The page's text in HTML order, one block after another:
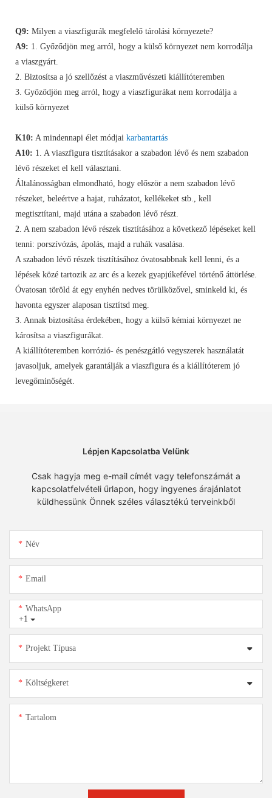
Q9: Milyen a viaszfigurák megfelelő tárolási környezete?
A9: 1. Győződjön meg arról, hogy a külső környezet nem korrodálja
a viaszgyárt.
2. Biztosítsa a jó szellőzést a viaszművészeti kiállítóteremben
3. Győződjön meg arról, hogy a viaszfigurákat nem korrodálja a
külső környezet
K10: A mindennapi élet módjai karbantartás
A10: 1. A viaszfigura tisztításakor a szabadon lévő és nem szabadon
lévő részeket el kell választani.
Általánosságban elmondható, hogy először a nem szabadon lévő
részeket, beleértve a hajat, ruházatot, kellékeket stb., kell
megtisztítani, majd utána a szabadon lévő részt.
2. A nem szabadon lévő részek tisztításához a következő lépéseket kell
tenni: porszívózás, ápolás, majd a ruhák vasalása.
A szabadon lévő részek tisztításához óvatosabbnak kell lenni, és a
lépések közé tartozik az arc és a kezek gyapjúkefével történő áttörlése.
Óvatosan töröld át egy enyhén nedves törülközővel, sminkeld ki, és
havonta egyszer alaposan tisztítsd meg.
3. Annak biztosítása érdekében, hogy a külső kémiai környezet ne
károsítsa a viaszfigurákat.
A kiállítóteremben korrózió- és penészgátló vegyszerek használatát
javasoljuk, amelyek garantálják a viaszfigura és a kiállítóterem jó
levegőminőségét.
Lépjen Kapcsolatba Velünk
Csak hagyja meg e-mail címét vagy telefonszámát a
kapcsolatfelvételi űrlapon, hogy ingyenes árajánlatot
küldhessünk Önnek széles választékú terveinkből
Név
Email
+1
WhatsApp
Projekt Típusa
Költségkeret
Tartalom